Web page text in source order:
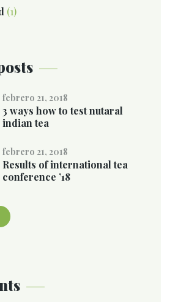
(1)
febrero 21, 2018
3 ways how to test nutaral
indian tea
febrero 21, 2018
Results of international tea
conference ’18